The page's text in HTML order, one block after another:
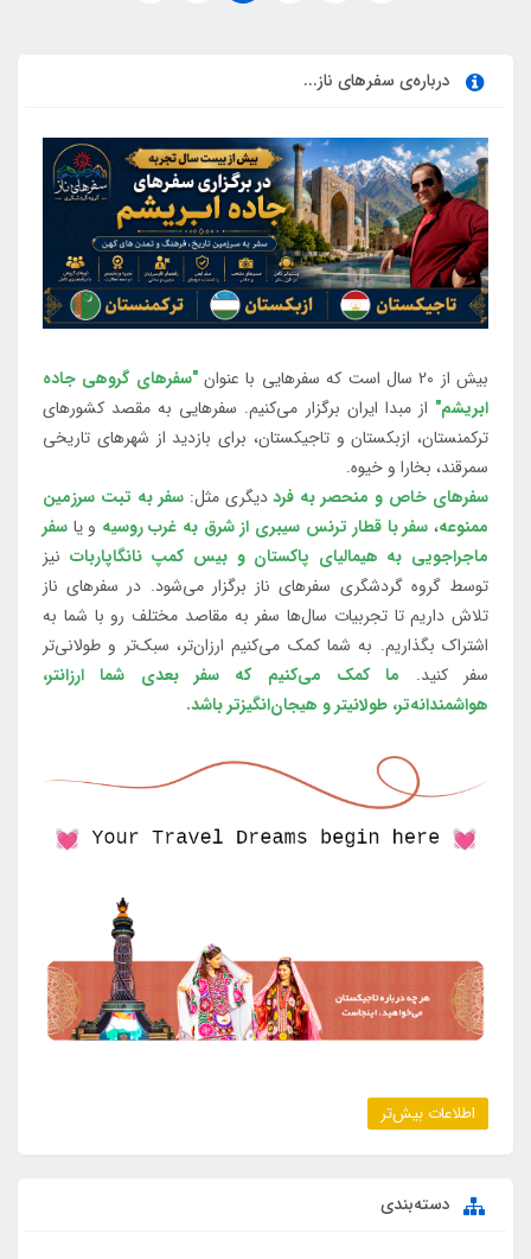
درباره‌ی سفرهای ناز...
بیش از 20 سال است که سفرهایی با عنوان
"سفرهای گروهی جاده
ابریشم" از مبدا ایران برگزار می‌کنیم. سفرهایی به مقصد کشورهای
ترکمنستان، ازبکستان و تاجیکستان، برای بازدید از شهرهای تاریخی
سمرقند، بخارا و خیوه.
سفرهای خاص و منحصر به فرددیگری مثل:سفر به تبت سرزمین
ممنوعه، سفر با قطار ترنس سیبری از شرق به غرب روسیه و یا سفر
ماجراجویی به هیمالیای پاکستان و بیس کمپ نانگاپاربات نیز
توسط گروه گردشگری سفرهای ناز برگزار می‌شود. در سفرهای ناز
تلاش داریم تا تجربیات سال‌ها سفر به مقاصد مختلف رو با شما به
اشتراک بگذاریم. به شما کمک می‌کنیم ارزان‌تر، سبک‌تر و طولانی‌تر
سفر کنید. ما کمک می‌کنیم که سفر بعدی شما ارزانتر،
هواشمندانه‌تر، طولانی‎تر و هیجان‌انگیزتر باشد.
اطلاعات بیش‌تر
دسته‌بندی